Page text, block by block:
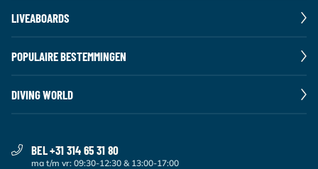
LIVEABOARDS
POPULAIRE BESTEMMINGEN
DIVING WORLD
BEL +31 314 65 31 80
ma t/m vr: 09:30-12:30 & 13:00-17:00